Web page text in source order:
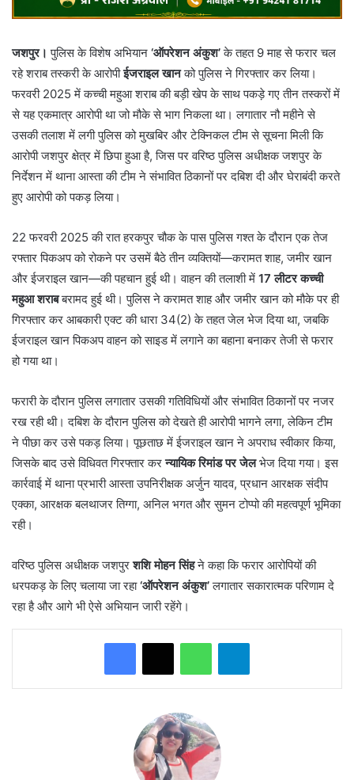
जशपुर। पुलिस के विशेष अभियान ‘ऑपरेशन अंकुश’के तहत 9 माह से फरार चल
रहे शराब तस्करी के आरोपीईजराइल खानको पुलिस ने गिरफ्तार कर लिया।
फरवरी 2025 में कच्ची महुआ शराब की बड़ी खेप के साथ पकड़े गए तीन तस्करों में
से यह एकमात्र आरोपी था जो मौके से भाग निकला था। लगातार नौ महीने से
उसकी तलाश में लगी पुलिस को मुखबिर और टेक्निकल टीम से सूचना मिली कि
आरोपी जशपुर क्षेत्र में छिपा हुआ है, जिस पर वरिष्ठ पुलिस अधीक्षक जशपुर के
निर्देशन में थाना आस्ता की टीम ने संभावित ठिकानों पर दबिश दी और घेराबंदी करते
हुए आरोपी को पकड़ लिया।
22 फरवरी 2025 की रात हरकपुर चौक के पास पुलिस गश्त के दौरान एक तेज
रफ्तार पिकअप को रोकने पर उसमें बैठे तीन व्यक्तियों—करामत शाह, जमीर खान
और ईजराइल खान—की पहचान हुई थी। वाहन की तलाशी में 17 लीटर कच्ची
महुआ शराबबरामद हुई थी। पुलिस ने करामत शाह और जमीर खान को मौके पर ही
गिरफ्तार कर आबकारी एक्ट की धारा 34(2) के तहत जेल भेज दिया था, जबकि
ईजराइल खान पिकअप वाहन को साइड में लगाने का बहाना बनाकर तेजी से फरार
हो गया था।
फरारी के दौरान पुलिस लगातार उसकी गतिविधियों और संभावित ठिकानों पर नजर
रख रही थी। दबिश के दौरान पुलिस को देखते ही आरोपी भागने लगा, लेकिन टीम
ने पीछा कर उसे पकड़ लिया। पूछताछ में ईजराइल खान ने अपराध स्वीकार किया,
जिसके बाद उसे विधिवत गिरफ्तार करन्यायिक रिमांड पर जेलभेज दिया गया। इस
कार्रवाई में थाना प्रभारी आस्ता उपनिरीक्षक अर्जुन यादव, प्रधान आरक्षक संदीप
एक्का, आरक्षक बलथाजर तिग्गा, अनिल भगत और सुमन टोप्पो की महत्वपूर्ण भूमिका
रही।
वरिष्ठ पुलिस अधीक्षक जशपुरशशि मोहन सिंहने कहा कि फरार आरोपियों की
धरपकड़ के लिए चलाया जा रहा‘ऑपरेशन अंकुश’लगातार सकारात्मक परिणाम दे
रहा है और आगे भी ऐसे अभियान जारी रहेंगे।
WhatsAppTelegram